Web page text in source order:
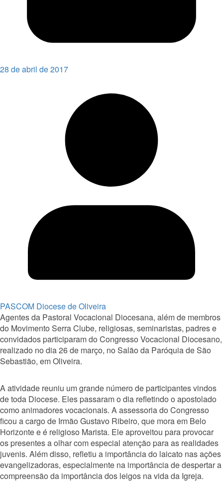
28 de abril de 2017
PASCOM Diocese de Oliveira
Agentes da Pastoral Vocacional Diocesana, além de membros
do Movimento Serra Clube, religiosas, seminaristas, padres e
convidados participaram do Congresso Vocacional Diocesano,
realizado no dia 26 de março, no Salão da Paróquia de São
Sebastião, em Oliveira.
A atividade reuniu um grande número de participantes vindos
de toda Diocese. Eles passaram o dia refletindo o apostolado
como animadores vocacionais. A assessoria do Congresso
ficou a cargo de Irmão Gustavo Ribeiro, que mora em Belo
Horizonte e é religioso Marista. Ele aproveitou para provocar
os presentes a olhar com especial atenção para as realidades
juvenis. Além disso, refletiu a importância do laicato nas ações
evangelizadoras, especialmente na importância de despertar a
compreensão da importância dos leigos na vida da Igreja.